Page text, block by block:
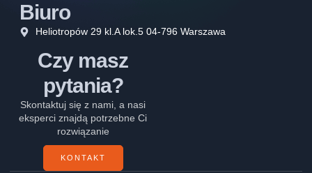
Biuro
Heliotropów 29 kl.A lok.5 04-796 Warszawa
Czy masz
pytania?
Skontaktuj się z nami, a nasi
eksperci znajdą potrzebne Ci
rozwiązanie
KONTAKT